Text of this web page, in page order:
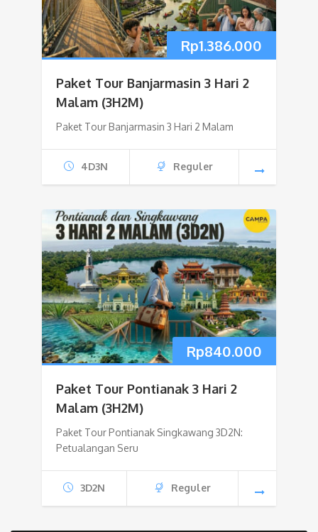
Rp1.386.000
Paket Tour Banjarmasin 3 Hari 2
Malam (3H2M)
Paket Tour Banjarmasin 3 Hari 2 Malam
4D3N Reguler
Rp840.000
Paket Tour Pontianak 3 Hari 2
Malam (3H2M)
Paket Tour Pontianak Singkawang 3D2N:
Petualangan Seru
3D2N Reguler